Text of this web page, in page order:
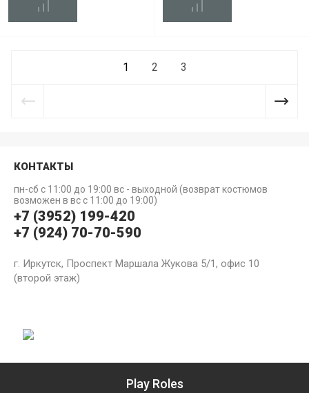
1 2 3
КОНТАКТЫ
пн-сб с 11:00 до 19:00 вс - выходной (возврат костюмов
возможен в вс с 11:00 до 19:00)
+7 (3952) 199-420
+7 (924) 70-70-590
г. Иркутск, Проспект Маршала Жукова 5/1, офис 10
(второй этаж)
Play Roles